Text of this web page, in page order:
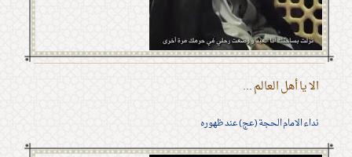
الا يا أهل العالم ...
نداء الامام الحجة (عج) عند ظهوره